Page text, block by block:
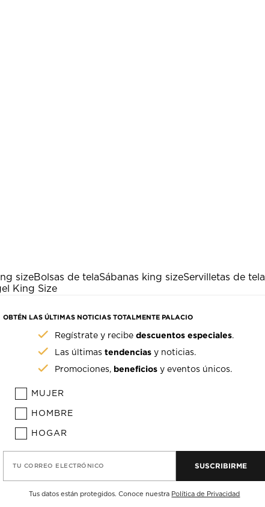
sizeBolsas de telaSábanas king sizeServilletas de tela
King Size
OBTÉN LAS ÚLTIMAS NOTICIAS TOTALMENTE PALACIO
Regístrate y recibedescuentos especiales.
Las últimastendencias y noticias.
Promociones, beneficios y eventos únicos.
MUJER
HOMBRE
HOGAR
TU CORREO ELECTRÓNICO SUSCRIBIRME
Tus datos están protegidos. Conoce nuestra Política de Privacidad